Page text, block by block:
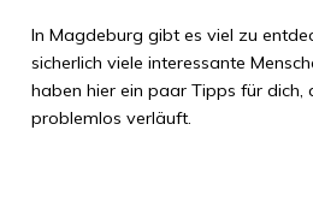
In Magdeburg gibt es viel zu
sicherlich viele interessante
haben hier ein paar Tipps für dich,
problemlos verläuft.